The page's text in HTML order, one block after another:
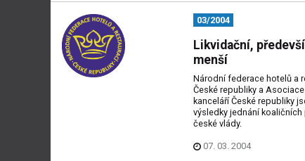
03/2004
Likvidační,
menší
Národní federace hotelů a
České republiky a
kanceláří České republiky
výsledky jednání koaličních
české vlády.
07. 03. 2004